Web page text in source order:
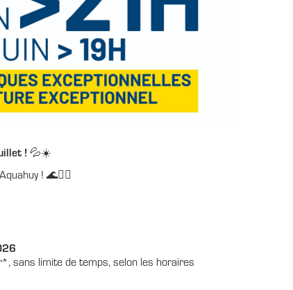
! 💦☀️
! 🌊🏊‍♀️
sans limite de temps, selon les horaires